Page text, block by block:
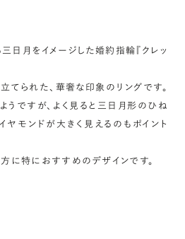
ンクダイヤモンドなど、お好みの
石をお選びください (有料)。
日月をイメージした婚約指輪『クレッ
てられた、華奢な印象のリングです。
うですが、よく見ると三日月形のひね
ヤモンドが大きく見えるのもポイント
に特におすすめのデザインです。